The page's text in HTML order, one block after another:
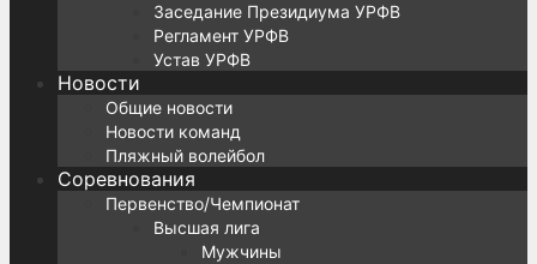
Заседание Президиума УРФВ
Регламент УРФВ
Устав УРФВ
Новости
Общие новости
Новости команд
Пляжный волейбол
Соревнования
Первенство/Чемпионат
Высшая лига
Мужчины